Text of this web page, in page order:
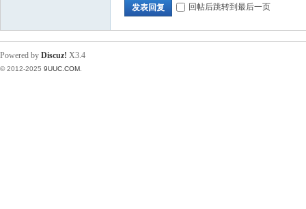
发表回复 回帖后跳转到最后一页
Powered by Discuz! X3.4
© 2012-2025 9UUC.COM